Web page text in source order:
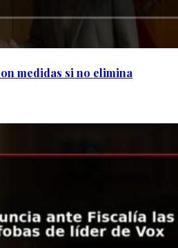
medidas si no elimina